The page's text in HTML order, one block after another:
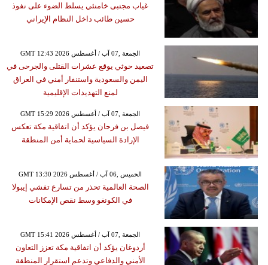
غياب مجتبى خامنئي يسلط الضوء على نفوذ
حسين طائب داخل النظام الإيراني
GMT 12:43 2026 الجمعة ,07 آب / أغسطس
تصعيد حوثي يوقع عشرات القتلى والجرحى في
اليمن والسعودية واستنفار أمني في العراق
لمنع التهديدات الإقليمية
GMT 15:29 2026 الجمعة ,07 آب / أغسطس
فيصل بن فرحان يؤكد أن اتفاقية مكة تعكس
الإرادة السياسية لحماية أمن المنطقة
GMT 13:30 2026 الخميس ,06 آب / أغسطس
الصحة العالمية تحذر من تسارع تفشي إيبولا
في الكونغو وسط نقص الإمكانات
GMT 15:41 2026 الجمعة ,07 آب / أغسطس
أردوغان يؤكد أن اتفاقية مكة تعزز التعاون
الأمني والدفاعي وتدعم استقرار المنطقة